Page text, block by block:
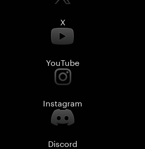
X
YouTube
Instagram
Discord